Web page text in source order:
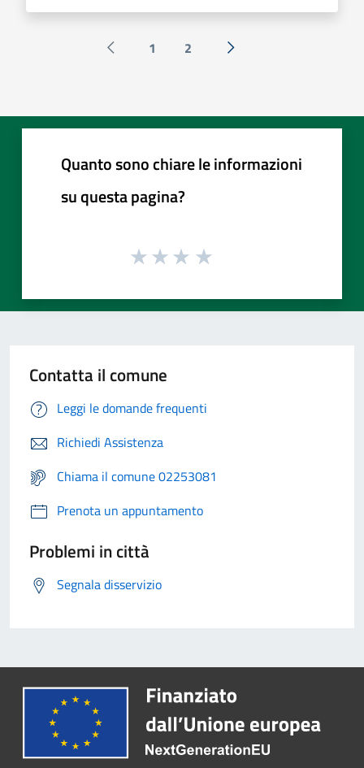
Pagina precedente
1 2 Successiva »
Quanto sono chiare le informazioni
su questa pagina?
Contatta il comune
Leggi le domande frequenti
Richiedi Assistenza
Chiama il comune 02253081
Prenota un appuntamento
Problemi in città
Segnala disservizio